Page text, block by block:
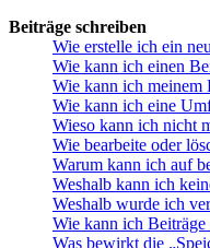
Beiträge schreiben
Wie erstelle ich ein
Wie kann ich einen
Wie kann ich meinem
Wie kann ich eine
Wieso kann ich nicht
Wie bearbeite oder
Warum kann ich auf
Weshalb kann ich
Weshalb wurde ich
Wie kann ich
Was bewirkt die